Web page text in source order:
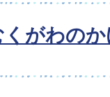
がわの